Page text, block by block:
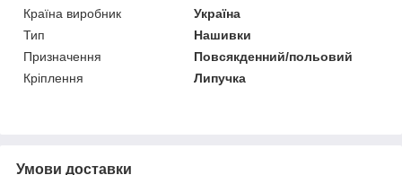
Країна виробник
Україна
Тип
Нашивки
Призначення
Повсякденний/польовий
Кріплення
Липучка
Умови доставки